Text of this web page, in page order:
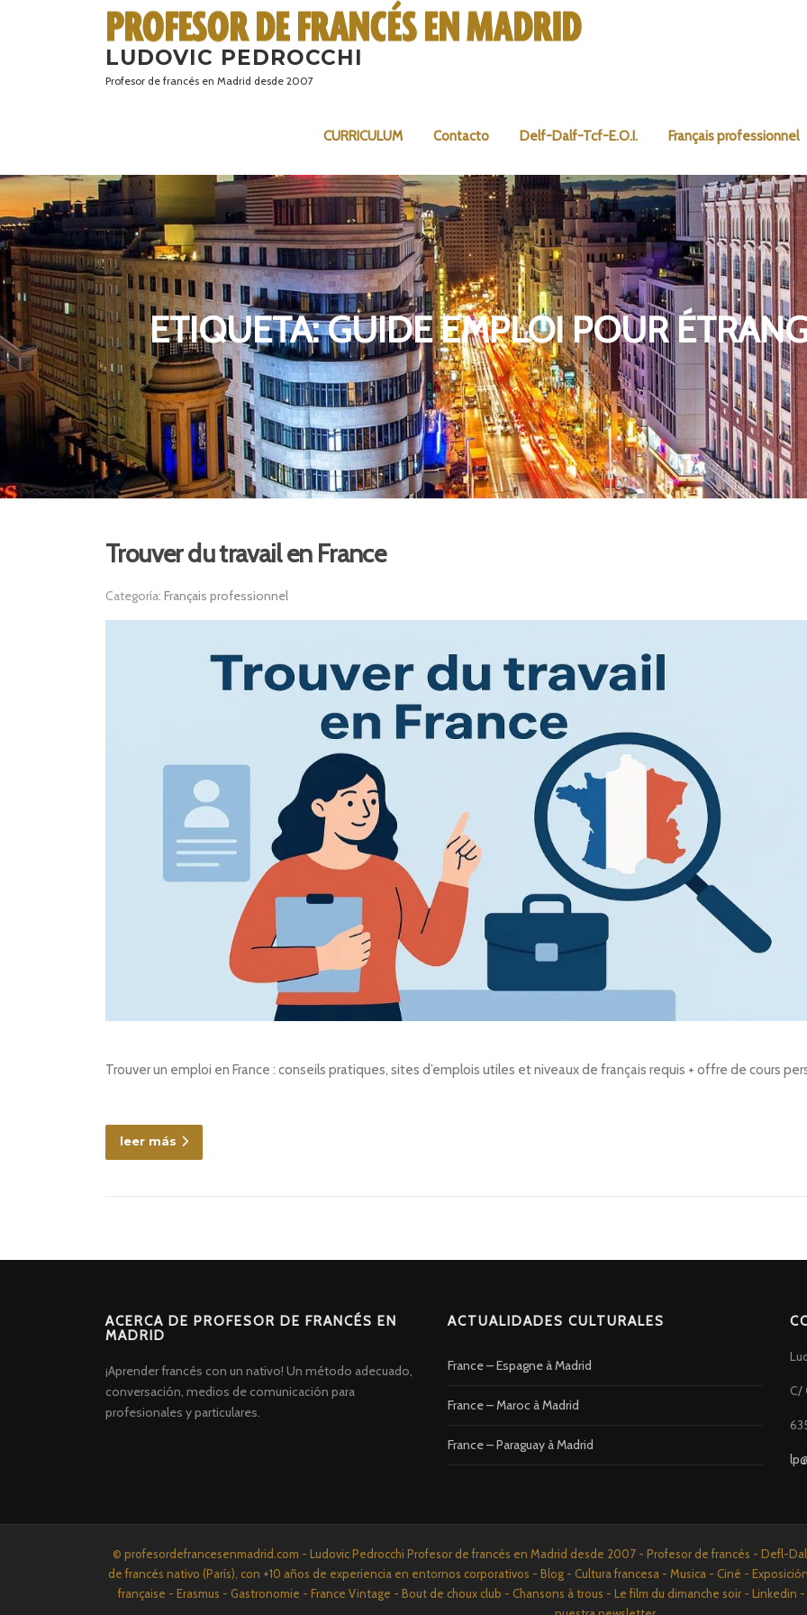
LUDOVIC PEDROCCHI
Profesor de francés en Madrid desde 2007
CURRICULUM Contacto Delf-Dalf-Tcf-E.O.I. Français professionnel
ETIQUETA:GUIDE EMPLOI POUR
Trouver du travail en France
Categoría: Français professionnel
Trouver un emploi en France : conseils pratiques, sites d’emplois utiles et niveaux de français requis + offre de cours
leer más
ACERCA DE PROFESOR DE FRANCÉS EN
MADRID
¡Aprender francés con un nativo! Un método adecuado,
conversación, medios de comunicación para
profesionales y particulares.
ACTUALIDADES CULTURALES
France – Espagne à Madrid
France – Maroc à Madrid
France – Paraguay à Madrid
C/
© profesordefrancesenmadrid.com - Ludovic Pedrocchi Profesor de francés en Madrid desde 2007 - Profesor de francés - Defl-
de francés nativo (París), con +10 años de experiencia en entornos corporativos - Blog - Cultura francesa - Musica - Ciné -
française - Erasmus - Gastronomie - France Vintage - Bout de choux club - Chansons à trous - Le film du dimanche soir - Linkedin
Screenr
parallax
theme